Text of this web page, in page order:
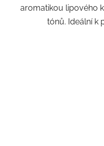
aromatikou lipového
tónů. Ideální k